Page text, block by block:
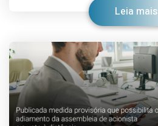
Leia mais